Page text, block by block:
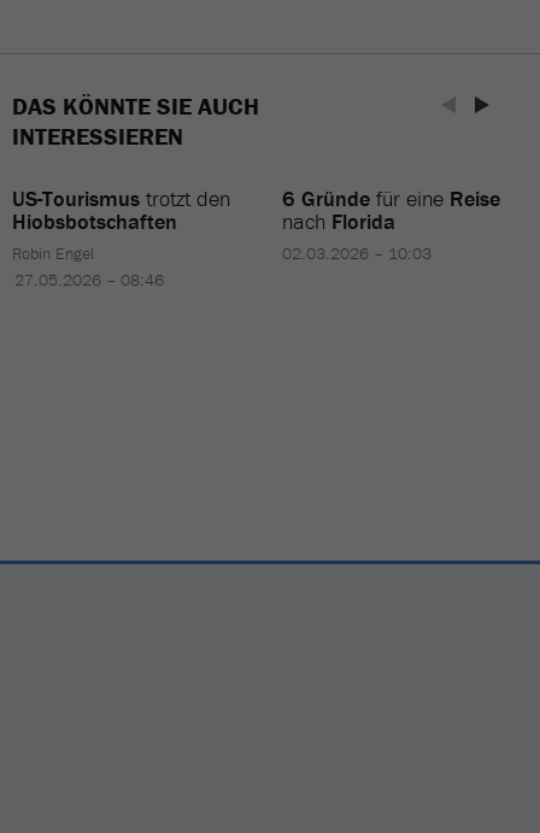
DAS KÖNNTE SIE AUCH
INTERESSIEREN
US-Tourismus trotzt den
Hiobsbotschaften
Robin Engel
27.05.2026 – 08:46
6 Gründe für eine Reise
nach Florida
02.03.2026 – 10:03